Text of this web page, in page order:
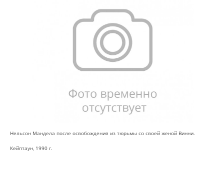
Нельсон Мандела после освобождения из тюрьмы со своей женой Винни.
Кейптаун, 1990 г.